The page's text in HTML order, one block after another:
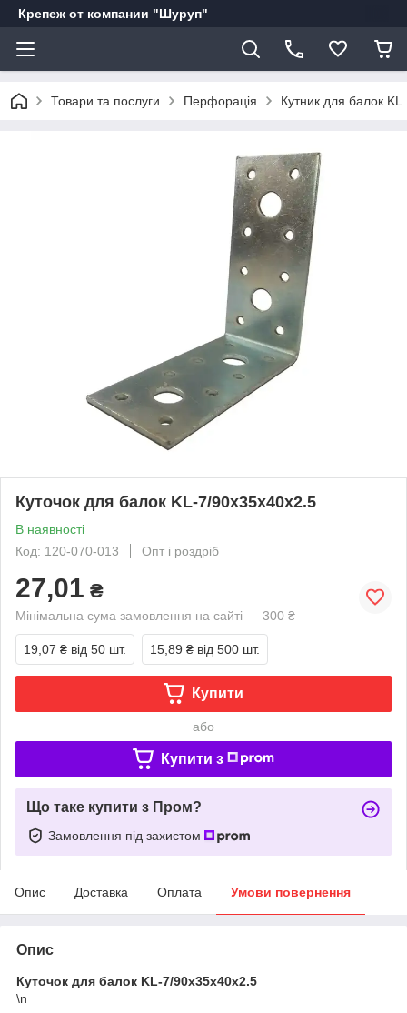
Крепеж от компании "Шуруп"
Товари та послуги Перфорація Кутник для балок KL
Куточок для балок KL-7/90х35х40х2.5
В наявності
Код: 120-070-013
Опт і роздріб
27,01 ₴
Мінімальна сума замовлення на сайті — 300 ₴
19,07 ₴ від 50 шт. 15,89 ₴ від 500 шт.
Купити
або
Купити з
Що таке купити з Пром?
Замовлення під захистом
Опис Доставка Оплата Умови повернення
Опис
Куточок для балок KL-7/90х35х40х2.5
\n